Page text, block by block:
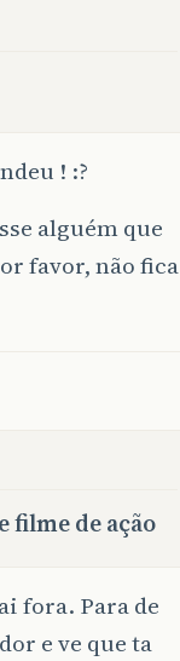
! :?
alguém que
favor, não fica
filme de ação
fora. Para de
e ve que ta